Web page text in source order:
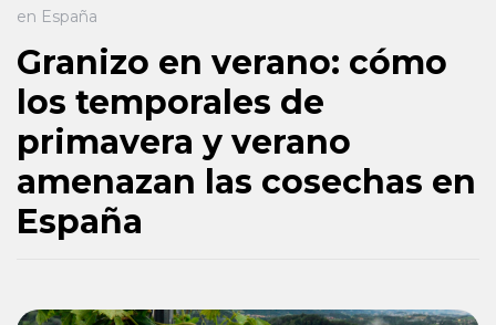
en España
Granizo en verano: cómo
los temporales de
primavera y verano
amenazan las cosechas en
España